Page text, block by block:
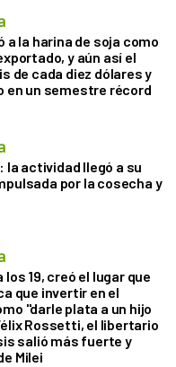
a la harina de soja como
y aún así el
de cada diez dólares y
en un semestre récord
la actividad llegó a su
por la cosecha y
19, creó el lugar que
que invertir en el
"darle plata a un hijo
Rossetti, el libertario
salió más fuerte y
Milei